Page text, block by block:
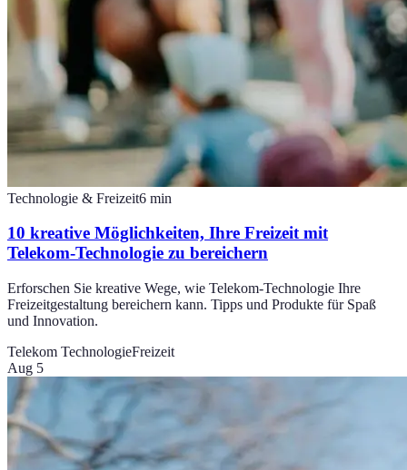
Technologie & Freizeit6 min
10 kreative Möglichkeiten, Ihre Freizeit mit
Telekom-Technologie zu bereichern
Erforschen Sie kreative Wege, wie Telekom-Technologie Ihre
Freizeitgestaltung bereichern kann. Tipps und Produkte für Spaß
und Innovation.
Telekom TechnologieFreizeit
Aug 5